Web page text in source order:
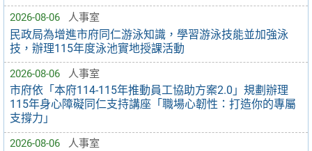
2026-08-06 人事室
民政局為增進市府同仁游泳知識，學習游泳技能並加強泳
技，辦理115年度泳池實地授課活動
2026-08-06 人事室
市府依「本府114-115年推動員工協助方案2.0」規劃辦理
115年身心障礙同仁支持講座「職場心韌性：打造你的專屬
支撐力」
2026-08-06 人事室